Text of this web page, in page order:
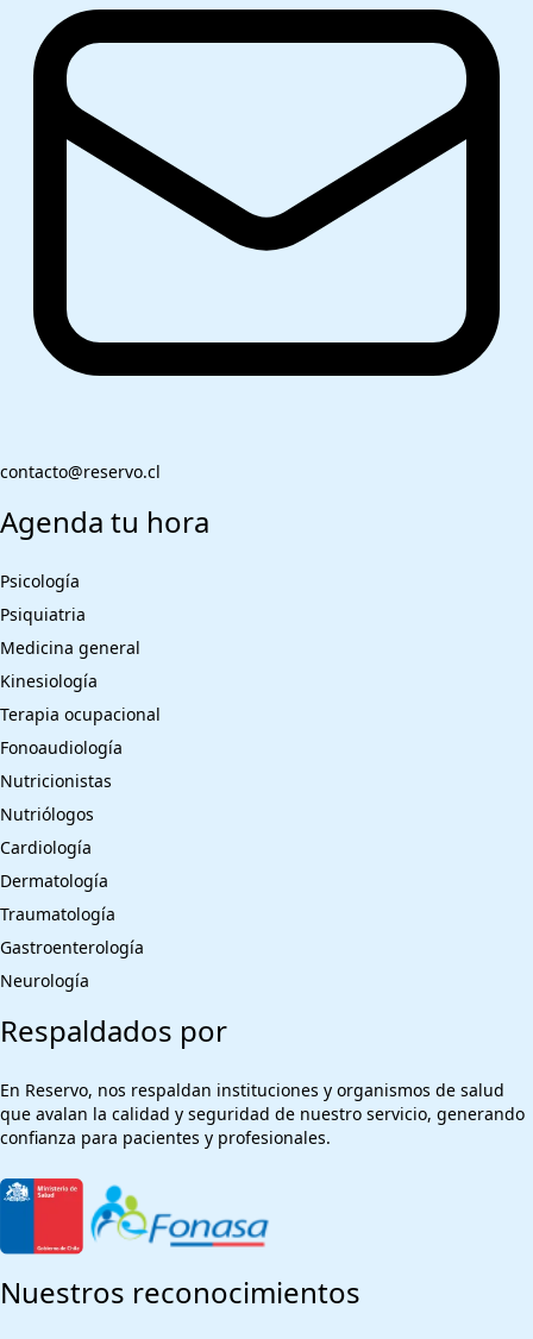
contacto@reservo.cl
Agenda tu hora
Psicología
Psiquiatria
Medicina general
Kinesiología
Terapia ocupacional
Fonoaudiología
Nutricionistas
Nutriólogos
Cardiología
Dermatología
Traumatología
Gastroenterología
Neurología
Respaldados por
En Reservo, nos respaldan instituciones y organismos de salud
que avalan la calidad y seguridad de nuestro servicio, generando
confianza para pacientes y profesionales.
Nuestros reconocimientos